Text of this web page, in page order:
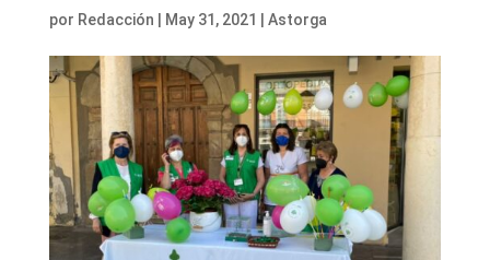
por Redacción May 31, 2021 Astorga